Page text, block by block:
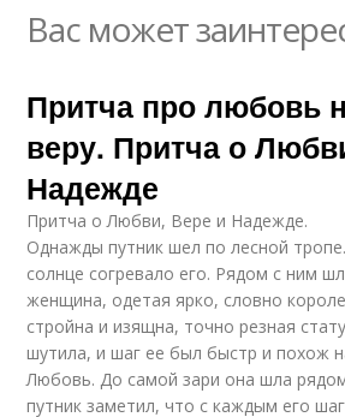
Вас может
Притча про любовь
веру. Притча о
Надежде
Притча о Любви, Вере и Надежде.
Однажды путник шел по лесной
солнце согревало его. Рядом с ним
женщина, одетая ярко, словно
стройна и изящна, точно резная
шутила, и шаг ее был быстр и похож
Любовь. До самой зари она шла
путник заметил, что с каждым его